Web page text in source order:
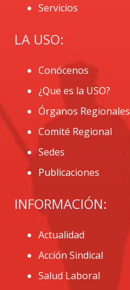
Servicios
LA USO:
Conócenos
¿Que es la USO?
Órganos Regionales
Comité Regional
Sedes
Publicaciones
INFORMACIÓN:
Actualidad
Acción Sindical
Salud Laboral